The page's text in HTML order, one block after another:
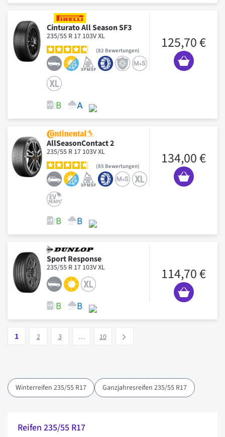
Cinturato All Season SF3
235/55 R 17 103V XL
82 Bewertungen 125,70 €
AllSeasonContact 2
235/55 R 17 103V XL
85 Bewertungen 134,00 €
Sport Response
235/55 R 17 103V XL 114,70 €
Vous lisez actuellement la page
1 2 3 … 10
Winterreifen 235/55 R17 Ganzjahresreifen 235/55 R17
Reifen 235/55 R17